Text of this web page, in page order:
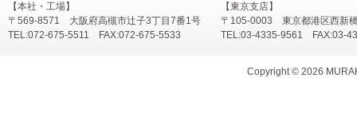
【本社・工場】
〒569-8571 大阪府高槻市辻子3丁目7番1号
TEL:072-675-5511 FAX:072-675-5533
【東京支店】
〒105-0003 東京都港区西新
TEL:03-4335-9561 FAX:03-
Copyright © 2026